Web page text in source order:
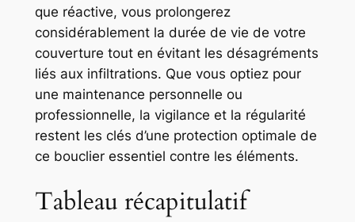
que réactive, vous prolongerez
considérablement la durée de vie de votre
couverture tout en évitant les désagréments
liés aux infiltrations. Que vous optiez pour
une maintenance personnelle ou
professionnelle, la vigilance et la régularité
restent les clés d’une protection optimale de
ce bouclier essentiel contre les éléments.
Tableau récapitulatif